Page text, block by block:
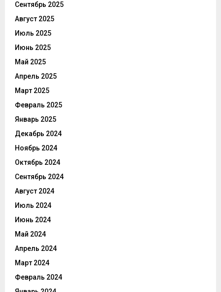
Сентябрь 2025
Август 2025
Июль 2025
Июнь 2025
Май 2025
Апрель 2025
Март 2025
Февраль 2025
Январь 2025
Декабрь 2024
Ноябрь 2024
Октябрь 2024
Сентябрь 2024
Август 2024
Июль 2024
Июнь 2024
Май 2024
Апрель 2024
Март 2024
Февраль 2024